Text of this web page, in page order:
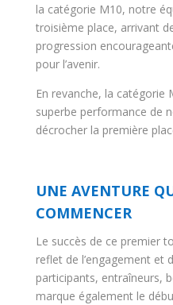
la catégorie M10, notre
troisième place, arrivant
progression
pour l’avenir.
En revanche, la catégorie
superbe performance de
décrocher la première
UNE AVENTURE
COMMENCER
Le succès de ce premier
reflet de l’engagement et
participants, entraîneurs,
marque également le